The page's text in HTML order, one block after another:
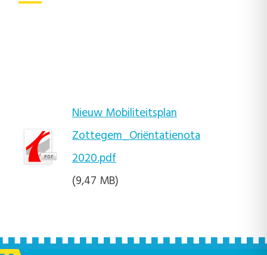
Nieuw Mobiliteitsplan
Zottegem_Oriëntatienota
2020.pdf
(9,47 MB)